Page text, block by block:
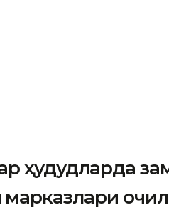
ҳудудларда
марказлари